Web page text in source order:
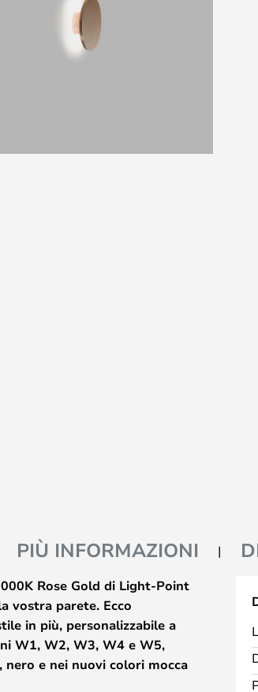
PIÙ INFORMAZIONI
Rose Gold di Light-Point
vostra parete. Ecco
in più, personalizzabile a
W1, W2, W3, W4 e W5,
e nei nuovi colori mocca